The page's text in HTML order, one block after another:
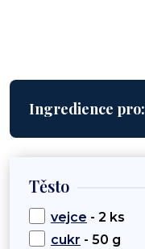
Ingredience pro:
Těsto
vejce - 2 ks
cukr - 50 g